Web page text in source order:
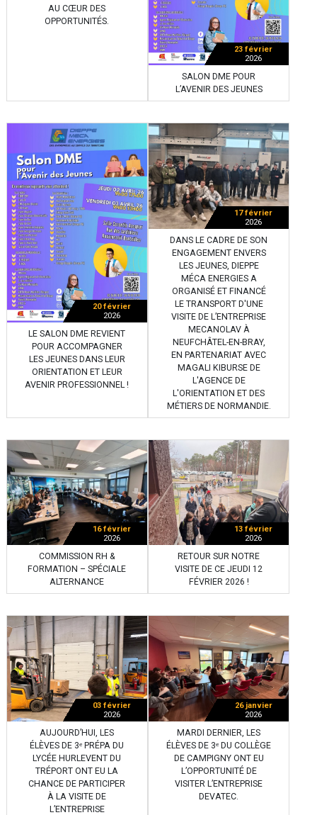
AU CŒUR DES
OPPORTUNITÉS.
23 février
2026
SALON DME POUR
L’AVENIR DES JEUNES
20 février
2026
LE SALON DME REVIENT
POUR ACCOMPAGNER
LES JEUNES DANS LEUR
ORIENTATION ET LEUR
AVENIR PROFESSIONNEL !
17 février
2026
DANS LE CADRE DE SON
ENGAGEMENT ENVERS
LES JEUNES, DIEPPE
MÉCA ENERGIES A
ORGANISÉ ET FINANCÉ
LE TRANSPORT D'UNE
VISITE DE L’ENTREPRISE
MECANOLAV À
NEUFCHÂTEL-EN-BRAY,
EN PARTENARIAT AVEC
MAGALI KIBURSE DE
L'AGENCE DE
L'ORIENTATION ET DES
MÉTIERS DE NORMANDIE.
16 février
2026
COMMISSION RH &
FORMATION – SPÉCIALE
ALTERNANCE
13 février
2026
RETOUR SUR NOTRE
VISITE DE CE JEUDI 12
FÉVRIER 2026 !
03 février
2026
AUJOURD’HUI, LES
ÉLÈVES DE 3ᵉ PRÉPA DU
LYCÉE HURLEVENT DU
TRÉPORT ONT EU LA
CHANCE DE PARTICIPER
À LA VISITE DE
L’ENTREPRISE
26 janvier
2026
MARDI DERNIER, LES
ÉLÈVES DE 3ᵉ DU COLLÈGE
DE CAMPIGNY ONT EU
L’OPPORTUNITÉ DE
VISITER L’ENTREPRISE
DEVATEC.